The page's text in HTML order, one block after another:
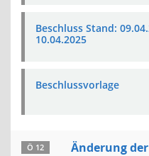
Beschluss Stand:
10.04.2025
Beschlussvorlage
Ö 12
Änderung